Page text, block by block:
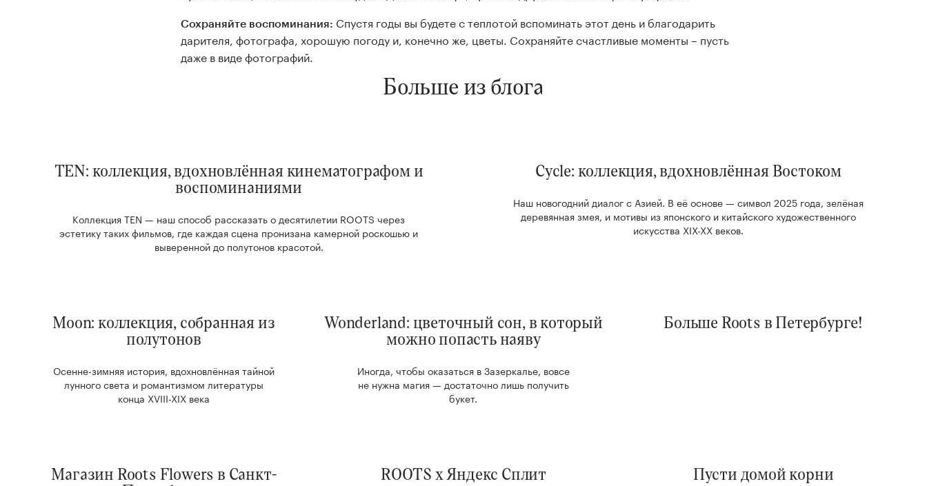
Сохраняйте воспоминания: Спустя годы вы будете с теплотой вспоминать этот день и благодарить
дарителя, фотографа, хорошую погоду и, конечно же, цветы. Сохраняйте счастливые моменты – пусть
даже в виде фотографий.
Больше из блога
TEN: коллекция, вдохновлённая кинематографом и
воспоминаниями
Коллекция TEN — наш способ рассказать о десятилетии ROOTS через
эстетику таких фильмов, где каждая сцена пронизана камерной роскошью и
выверенной до полутонов красотой.
Cycle: коллекция, вдохновлённая Востоком
Наш новогодний диалог с Азией. В её основе — символ 2025 года, зелёная
деревянная змея, и мотивы из японского и китайского художественного
искусства XIX-XX веков.
Moon: коллекция, собранная из
полутонов
Осенне-зимняя история, вдохновлённая тайной
лунного света и романтизмом литературы
конца XVIII-XIX века
Wonderland: цветочный сон, в который
можно попасть наяву
Иногда, чтобы оказаться в Зазеркалье, вовсе
не нужна магия — достаточно лишь получить
букет.
Больше Roots в Петербурге!
Магазин Roots Flowers в Санкт- ROOTS x Яндекс Сплит Пусти домой корни